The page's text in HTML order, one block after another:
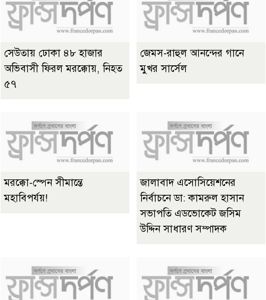
সেউতায় ঢোকা ৪৮ হাজার
অভিবাসী ফিরল মরক্কোয়, নিহত
৫৭
জেমস-রাহুল আনন্দের গানে
মুখর সার্সেল
মরক্কো-স্পেন সীমান্তে
মহাবিপর্যয়!
জালাবাদ এসোসিয়েশনের
নির্বাচনে ডা: কামরুল হাসান
সভাপতি এডভোকেট জসিম
উদ্দিন সাধারণ সম্পাদক